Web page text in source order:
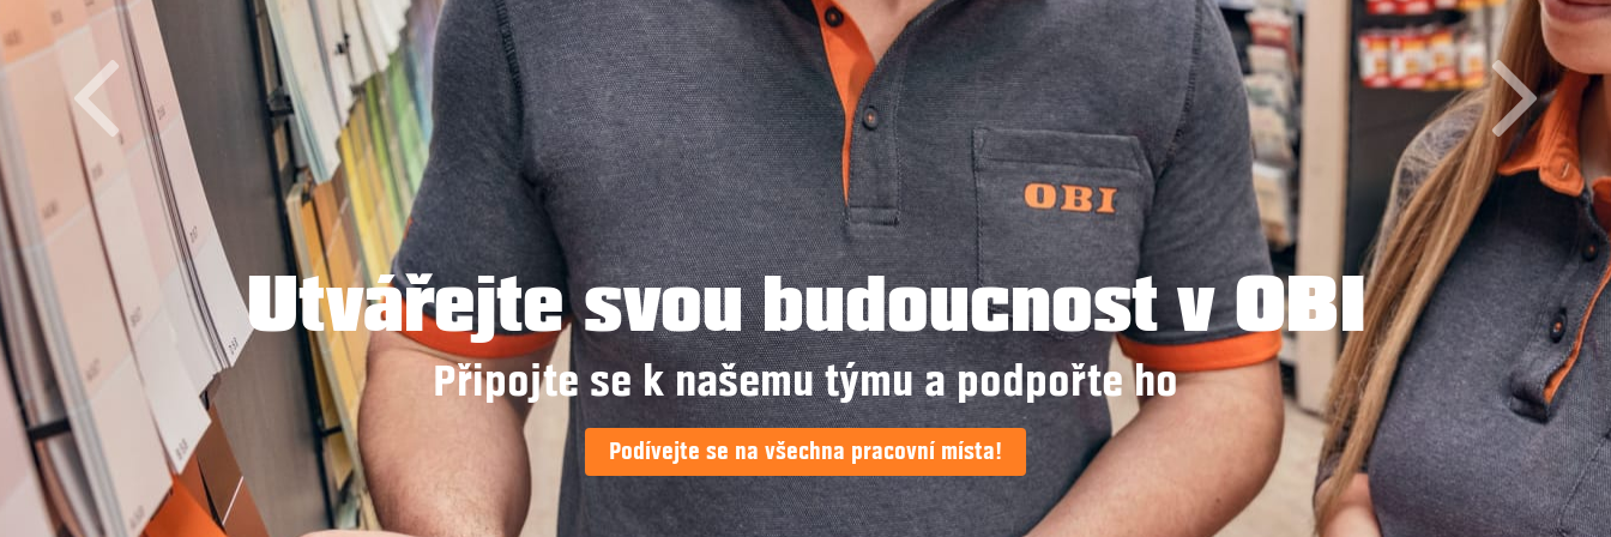
Utvářejte svou budoucnost v OBI
Připojte se k našemu týmu a podpořte ho
Podívejte se na všechna pracovní místa!